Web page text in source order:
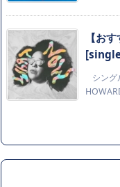
【お
シング